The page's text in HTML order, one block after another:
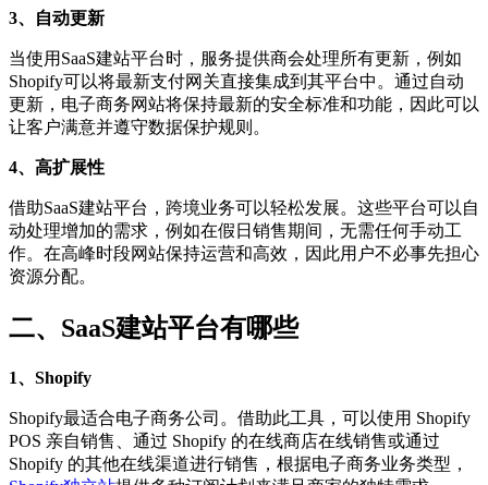
3、自动更新
当使用SaaS建站平台时，服务提供商会处理所有更新，例如
Shopify可以将最新支付网关直接集成到其平台中。通过自动
更新，电子商务网站将保持最新的安全标准和功能，因此可以
让客户满意并遵守数据保护规则。
4、高扩展性
借助SaaS建站平台，跨境业务可以轻松发展。这些平台可以自
动处理增加的需求，例如在假日销售期间，无需任何手动工
作。在高峰时段网站保持运营和高效，因此用户不必事先担心
资源分配。
二、SaaS建站平台有哪些
1、Shopify
Shopify最适合电子商务公司。借助此工具，可以使用 Shopify
POS 亲自销售、通过 Shopify 的在线商店在线销售或通过
Shopify 的其他在线渠道进行销售，根据电子商务业务类型，